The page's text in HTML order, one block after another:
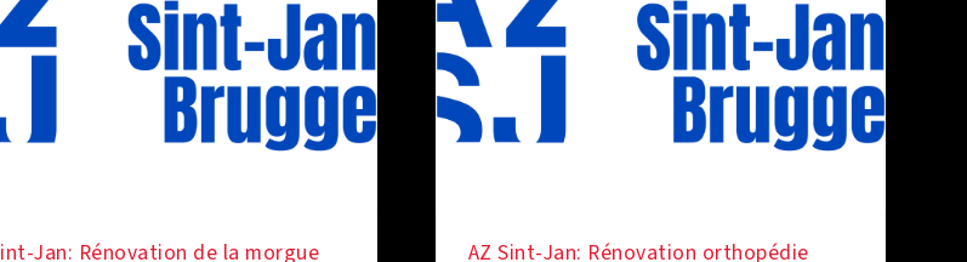
Jan: Rénovation de la morgue AZ Sint-Jan: Rénovation orthopédie